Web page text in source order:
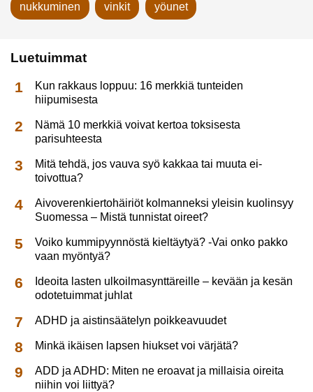
nukkuminen vinkit yöunet
Luetuimmat
Kun rakkaus loppuu: 16 merkkiä tunteiden
hiipumisesta
Nämä 10 merkkiä voivat kertoa toksisesta
parisuhteesta
Mitä tehdä, jos vauva syö kakkaa tai muuta ei-
toivottua?
Aivoverenkiertohäiriöt kolmanneksi yleisin kuolinsyy
Suomessa – Mistä tunnistat oireet?
Voiko kummipyynnöstä kieltäytyä? -Vai onko pakko
vaan myöntyä?
Ideoita lasten ulkoilmasynttäreille – kevään ja kesän
odotetuimmat juhlat
ADHD ja aistinsäätelyn poikkeavuudet
Minkä ikäisen lapsen hiukset voi värjätä?
ADD ja ADHD: Miten ne eroavat ja millaisia oireita
niihin voi liittyä?